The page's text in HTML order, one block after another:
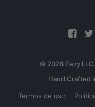
© 2026 Eezy
Termos de uso